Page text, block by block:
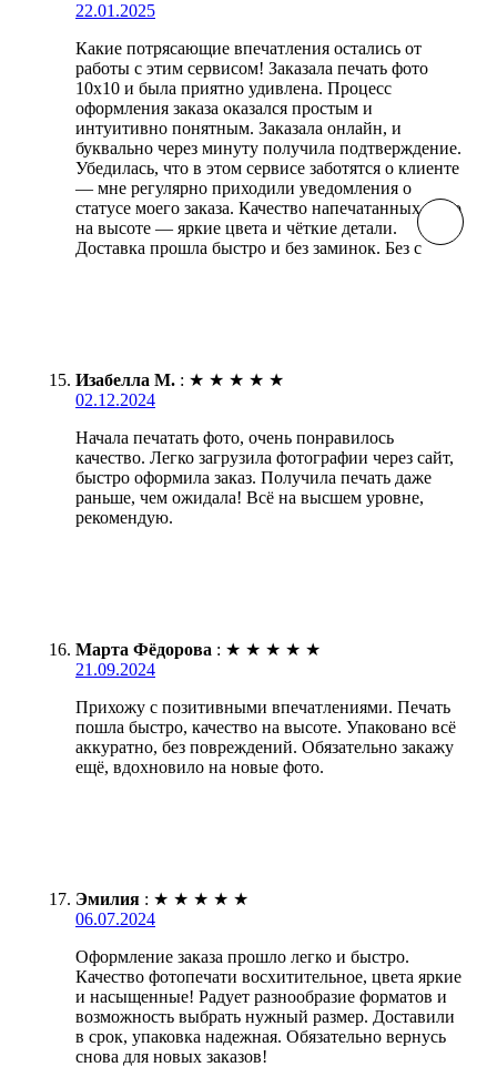
22.01.2025
Какие потрясающие впечатления остались от
работы с этим сервисом! Заказала печать фото
10х10 и была приятно удивлена. Процесс
оформления заказа оказался простым и
интуитивно понятным. Заказала онлайн, и
буквально через минуту получила подтверждение.
Убедилась, что в этом сервисе заботятся о клиенте
— мне регулярно приходили уведомления о
статусе моего заказа. Качество напечатанных фото
на высоте — яркие цвета и чёткие детали.
Доставка прошла быстро и без заминок. Без с
Изабелла М. : ★ ★ ★ ★ ★
02.12.2024
Начала печатать фото, очень понравилось
качество. Легко загрузила фотографии через сайт,
быстро оформила заказ. Получила печать даже
раньше, чем ожидала! Всё на высшем уровне,
рекомендую.
Марта Фёдорова : ★ ★ ★ ★ ★
21.09.2024
Прихожу с позитивными впечатлениями. Печать
пошла быстро, качество на высоте. Упаковано всё
аккуратно, без повреждений. Обязательно закажу
ещё, вдохновило на новые фото.
Эмилия : ★ ★ ★ ★ ★
06.07.2024
Оформление заказа прошло легко и быстро.
Качество фотопечати восхитительное, цвета яркие
и насыщенные! Радует разнообразие форматов и
возможность выбрать нужный размер. Доставили
в срок, упаковка надежная. Обязательно вернусь
снова для новых заказов!